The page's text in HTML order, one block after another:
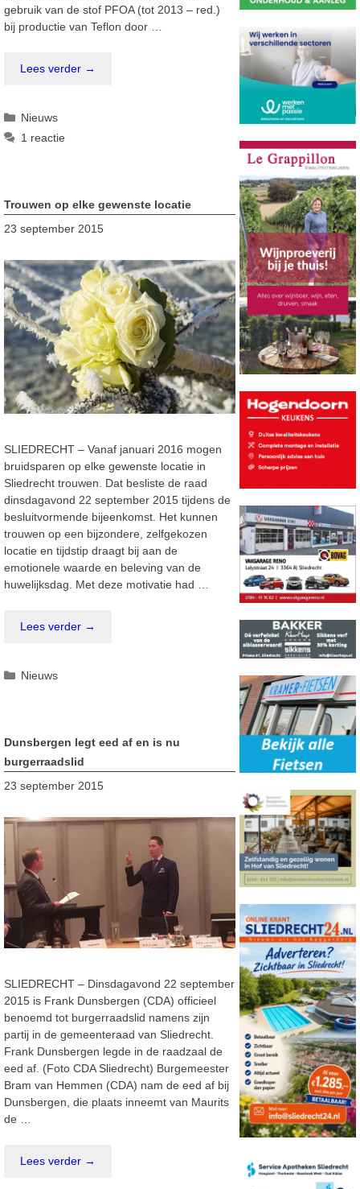
gebruik van de stof PFOA (tot 2013 – red.)
bij productie van Teflon door …
Lees verder →
Categorieën
Nieuws
1 reactie
Trouwen op elke gewenste locatie
23 september 2015
SLIEDRECHT – Vanaf januari 2016 mogen
bruidsparen op elke gewenste locatie in
Sliedrecht trouwen. Dat besliste de raad
dinsdagavond 22 september 2015 tijdens de
besluitvormende bijeenkomst. Het kunnen
trouwen op een bijzondere, zelfgekozen
locatie en tijdstip draagt bij aan de
emotionele waarde en beleving van de
huwelijksdag. Met deze motivatie had …
Lees verder →
Categorieën
Nieuws
Dunsbergen legt eed af en is nu
burgerraadslid
23 september 2015
SLIEDRECHT – Dinsdagavond 22 september
2015 is Frank Dunsbergen (CDA) officieel
benoemd tot burgerraadslid namens zijn
partij in de gemeenteraad van Sliedrecht.
Frank Dunsbergen legde in de raadzaal de
eed af. (Foto CDA Sliedrecht) Burgemeester
Bram van Hemmen (CDA) nam de eed af bij
Dunsbergen, die plaats inneemt van Maurits
de …
Lees verder →